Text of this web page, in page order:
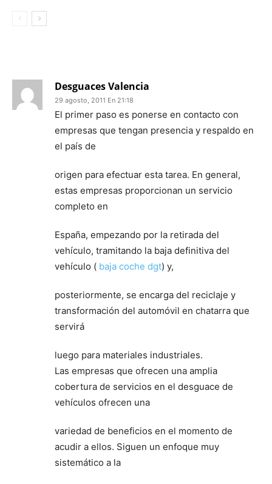
Desguaces Valencia
29 agosto, 2011 En 21:18
El primer paso es ponerse en contacto con
empresas que tengan presencia y respaldo en
el país de
origen para efectuar esta tarea. En general,
estas empresas proporcionan un servicio
completo en
España, empezando por la retirada del
vehículo, tramitando la baja definitiva del
vehículo ( baja coche dgt) y,
posteriormente, se encarga del reciclaje y
transformación del automóvil en chatarra que
servirá
luego para materiales industriales.
Las empresas que ofrecen una amplia
cobertura de servicios en el desguace de
vehículos ofrecen una
variedad de beneficios en el momento de
acudir a ellos. Siguen un enfoque muy
sistemático a la